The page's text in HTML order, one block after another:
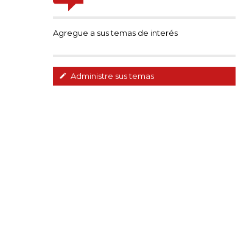
Agregue a sus temas de interés
Administre sus temas